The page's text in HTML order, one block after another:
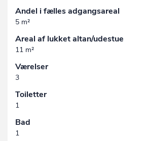
Andel i fælles adgangsareal
5 m²
Areal af lukket altan/udestue
11 m²
Værelser
3
Toiletter
1
Bad
1